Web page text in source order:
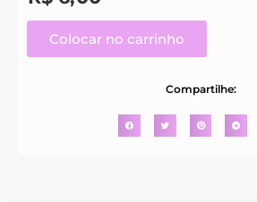
Colocar no carrinho
Compartilhe: